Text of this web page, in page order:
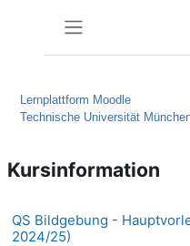
Lernplattform Moodle
Technische Universität
Kursinformation
QS Bildgebung -
2024/25)